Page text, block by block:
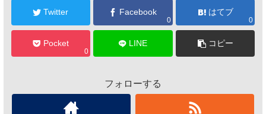
Twitter Facebook
0
はてブ
0
Pocket
0
LINE コピー
フォローする